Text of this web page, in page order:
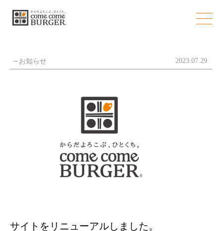
お知らせ
お知らせ 2023.07.29
サイトをリニューアルしました。